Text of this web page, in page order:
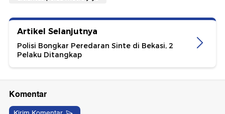
Artikel Selanjutnya
Polisi Bongkar Peredaran Sinte di Bekasi, 2
Pelaku Ditangkap